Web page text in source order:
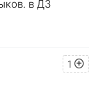
в ДЗ
1